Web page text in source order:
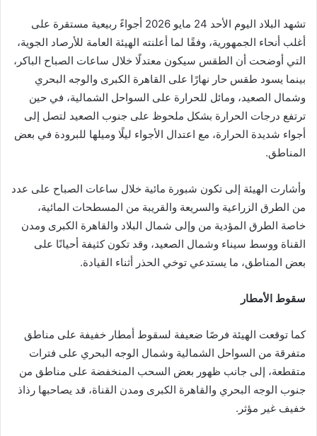
تشهد البلاد اليوم الأحد 24 مايو 2026 أجواءً ربيعية مستقرة على
أغلب أنحاء الجمهورية، وفقًا لما أعلنته الهيئة العامة للأرصاد الجوية،
التي أوضحت أن الطقس سيكون معتدلًا خلال ساعات الصباح الباكر،
بينما يسود طقس حار نهارًا على القاهرة الكبرى والوجه البحري
وشمال الصعيد، ومائل للحرارة على السواحل الشمالية، في حين
ترتفع درجات الحرارة بشكل ملحوظ على جنوب الصعيد لتصل إلى
أجواء شديدة الحرارة، مع اعتدال الأجواء ليلًا وميلها للبرودة في بعض
المناطق.
وأشارت الهيئة إلى تكون شبورة مائية خلال ساعات الصباح على عدد
من الطرق الزراعية والسريعة والقريبة من المسطحات المائية،
خاصة الطرق المؤدية من وإلى شمال البلاد والقاهرة الكبرى ومدن
القناة ووسط سيناء وشمال الصعيد، وقد تكون كثيفة أحيانًا على
بعض المناطق، ما يستدعي توخي الحذر أثناء القيادة.
سقوط الأمطار
كما توقعت الهيئة فرصًا ضعيفة لسقوط أمطار خفيفة على مناطق
متفرقة من السواحل الشمالية وشمال الوجه البحري على فترات
متقطعة، إلى جانب ظهور بعض السحب المنخفضة على مناطق من
جنوب الوجه البحري والقاهرة الكبرى ومدن القناة، قد يصاحبها رذاذ
خفيف غير مؤثر.